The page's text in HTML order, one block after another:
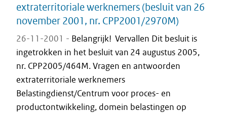
extraterritoriale werknemers (besluit van 26
november 2001, nr. CPP2001/2970M)
26-11-2001 - Belangrijk! Vervallen Dit besluit is
ingetrokken in het besluit van 24 augustus 2005,
nr. CPP2005/464M. Vragen en antwoorden
extraterritoriale werknemers
Belastingdienst/Centrum voor proces- en
productontwikkeling, domein belastingen op